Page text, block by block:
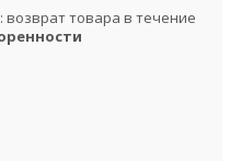
возврат товара в течение